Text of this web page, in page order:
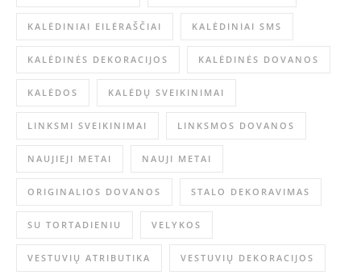
KALĖDINIAI EILĖRAŠČIAI KALĖDINIAI SMS
KALĖDINĖS DEKORACIJOS KALĖDINĖS DOVANOS
KALĖDOS KALĖDŲ SVEIKINIMAI
LINKSMI SVEIKINIMAI LINKSMOS DOVANOS
NAUJIEJI METAI NAUJI METAI
ORIGINALIOS DOVANOS STALO DEKORAVIMAS
SU TORTADIENIU VELYKOS
VESTUVIŲ ATRIBUTIKA VESTUVIŲ DEKORACIJOS